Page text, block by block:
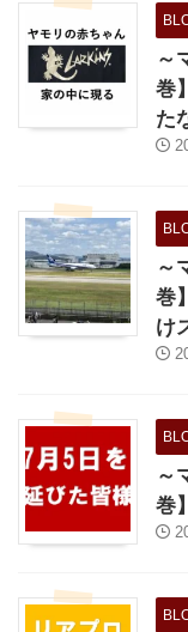
～
巻
た
～
巻
け
～
巻